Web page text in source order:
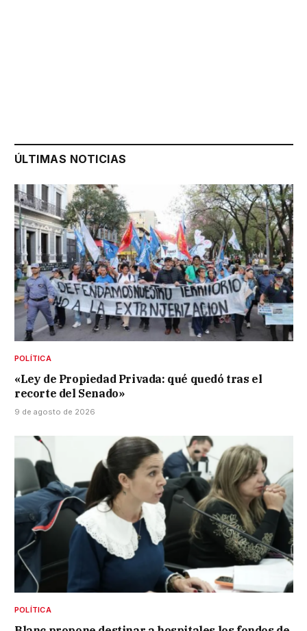
ÚLTIMAS NOTICIAS
POLÍTICA
«Ley de Propiedad Privada: qué quedó tras el
recorte del Senado»
9 de agosto de 2026
POLÍTICA